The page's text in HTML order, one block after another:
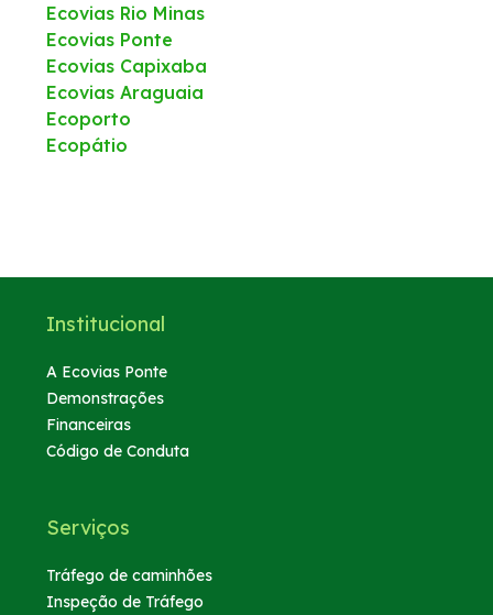
Ecovias Rio Minas
Ecovias Ponte
Ecovias Capixaba
Ecovias Araguaia
Ecoporto
Ecopátio
Institucional
A Ecovias Ponte
Demonstrações
Financeiras
Código de Conduta
Serviços
Tráfego de caminhões
Inspeção de Tráfego